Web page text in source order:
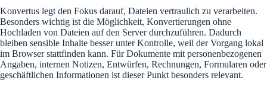
Konvertus legt den Fokus darauf, Dateien vertraulich zu verarbeiten.
Besonders wichtig ist die Möglichkeit, Konvertierungen ohne
Hochladen von Dateien auf den Server durchzuführen. Dadurch
bleiben sensible Inhalte besser unter Kontrolle, weil der Vorgang lokal
im Browser stattfinden kann. Für Dokumente mit personenbezogenen
Angaben, internen Notizen, Entwürfen, Rechnungen, Formularen oder
geschäftlichen Informationen ist dieser Punkt besonders relevant.